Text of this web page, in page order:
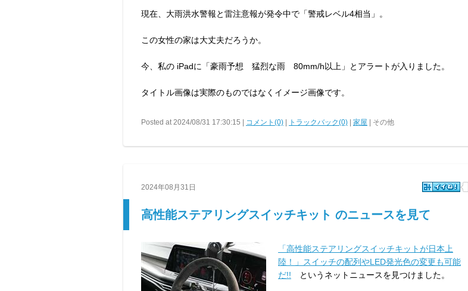
現在、大雨洪水警報と雷注意報が発令中で「警戒レベル4相当」。
この女性の家は大丈夫だろうか。
今、私の iPadに「豪雨予想 猛烈な雨 80mm/h以上」とアラートが入りました。
タイトル画像は実際のものではなくイメージ画像です。
Posted at 2024/08/31 17:30:15 | コメント(0) トラックバック(0) 家屋 | その他
2024年08月31日
高性能ステアリングスイッチキット のニュースを見て
「高性能ステアリングスイッチキットが日本上
陸！」スイッチの配列やLED発光色の変更も可能
だ!! というネットニュースを見つけました。